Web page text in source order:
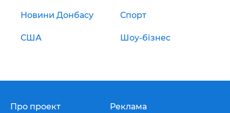
Новини Донбасу Спорт
США Шоу-бізнес
Про проект Реклама